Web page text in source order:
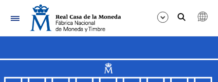
Nabigazioa